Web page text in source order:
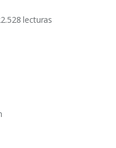
lecturas